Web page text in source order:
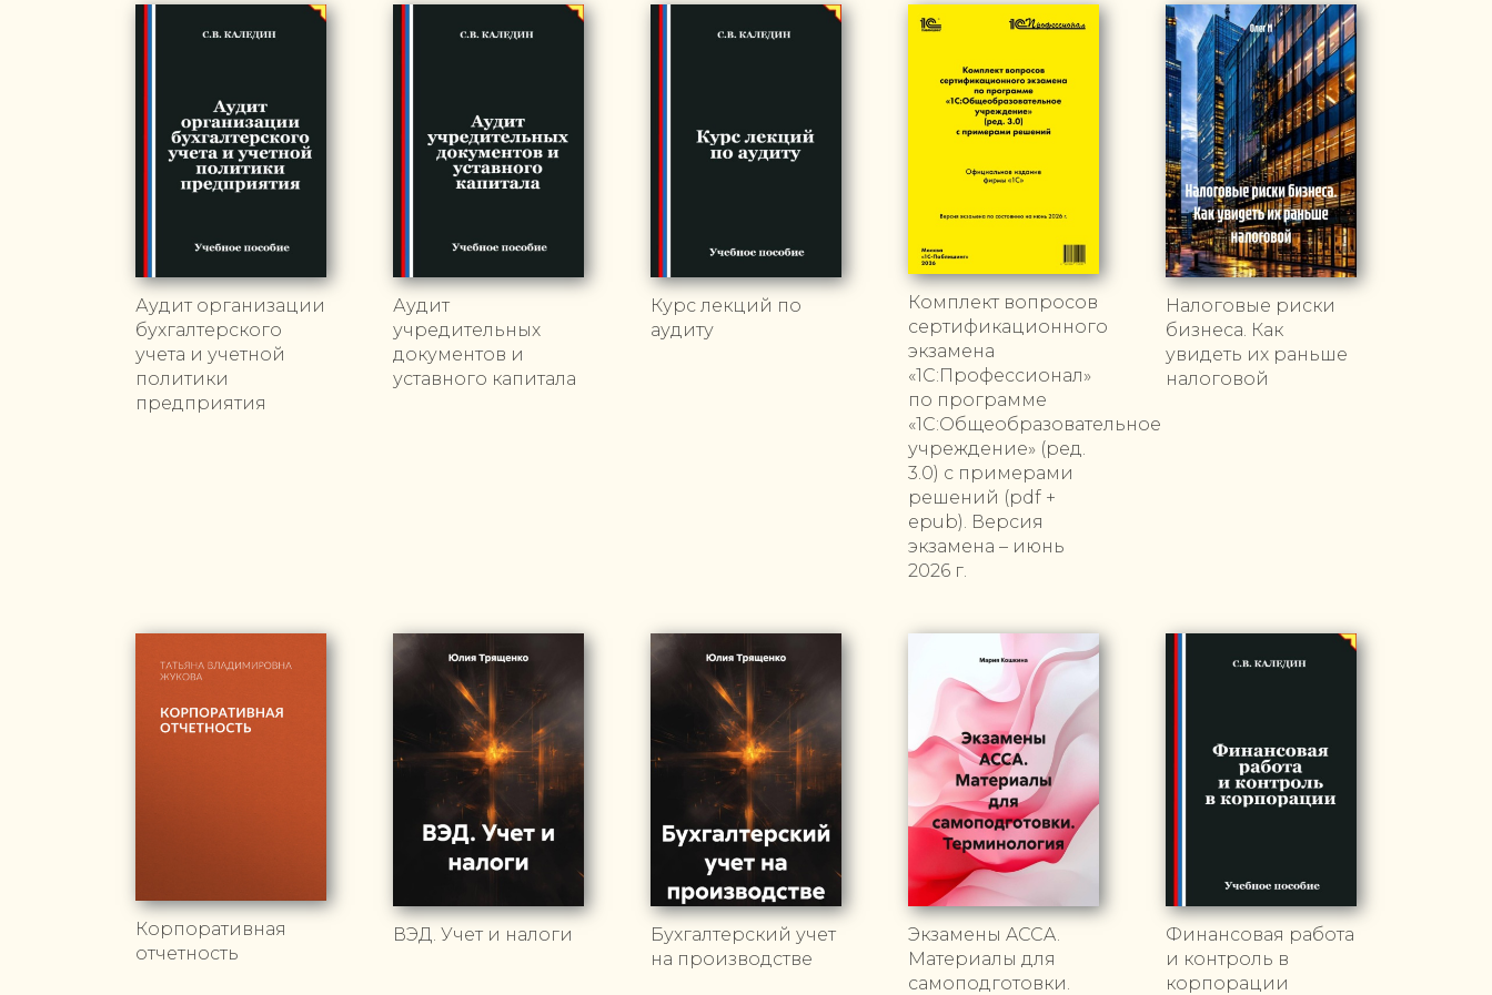
Аудит организации
бухгалтерского
учета и учетной
политики
предприятия
Аудит
учредительных
документов и
уставного капитала
Курс лекций по
аудиту
Комплект вопросов
сертификационного
экзамена
«1С:Профессионал»
по программе
«1С:Общеобразовательное
учреждение» (ред.
3.0) с примерами
решений (pdf +
epub). Версия
экзамена – июнь
2026 г.
Налоговые риски
бизнеса. Как
увидеть их раньше
налоговой
Корпоративная
отчетность
ВЭД. Учет и налоги
Бухгалтерский учет
на производстве
Экзамены ACCA.
Материалы для
самоподготовки.
Финансовая работа
и контроль в
корпорации